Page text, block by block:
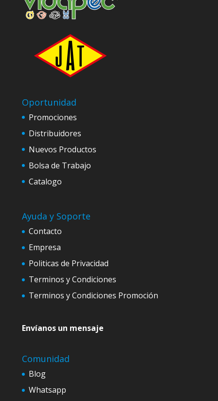
Oportunidad
Promociones
Distribuidores
Nuevos Productos
Bolsa de Trabajo
Catalogo
Ayuda y Soporte
Contacto
Empresa
Politicas de Privacidad
Terminos y Condiciones
Terminos y Condiciones Promoción
Envíanos un mensaje
Comunidad
Blog
Whatsapp